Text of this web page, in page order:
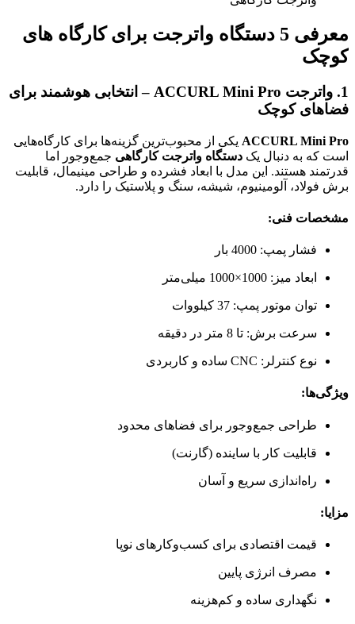
معرفی 5 دستگاه واترجت برای کارگاه های
کوچک
1. واترجت ACCURL Mini Pro – انتخابی هوشمند برای
فضاهای کوچک
ACCURL Mini Pro یکی از محبوب‌ترین گزینه‌ها برای کارگاه‌هایی
است که به دنبال یک دستگاه واترجت کارگاهی جمع‌وجور اما
قدرتمند هستند. این مدل با ابعاد فشرده و طراحی مینیمال، قابلیت
برش فولاد، آلومینیوم، شیشه، سنگ و پلاستیک را دارد.
مشخصات فنی:
فشار پمپ: 4000 بار
ابعاد میز: 1000×1000 میلی‌متر
توان موتور پمپ: 37 کیلووات
سرعت برش: تا 8 متر در دقیقه
نوع کنترلر: CNC ساده و کاربردی
ویژگی‌ها:
طراحی جمع‌وجور برای فضاهای محدود
قابلیت کار با ساینده (گارنت)
راه‌اندازی سریع و آسان
مزایا:
قیمت اقتصادی برای کسب‌وکارهای نوپا
مصرف انرژی پایین
نگهداری ساده و کم‌هزینه